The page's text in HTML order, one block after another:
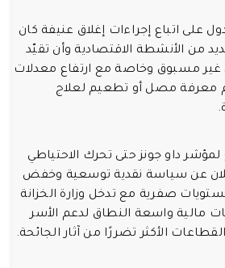
على اتباع إجراءات إغلاق عنيفة كان
من الأنشطة الاقتصادية وأن تقيّد
مسبوق وخاصة مع ارتفاع معدلات
معرفة مصل أو تطعيم لعلاج
داو جونز حتى تحرك الاحتياطي
عن سياسة نقدية توسعية وخفض
صفرية مع تدخل وزارة الخزانة
مالية واسعة النطاق لدعم الأسر
الأكثر تضررًا من آثار الجائحة.